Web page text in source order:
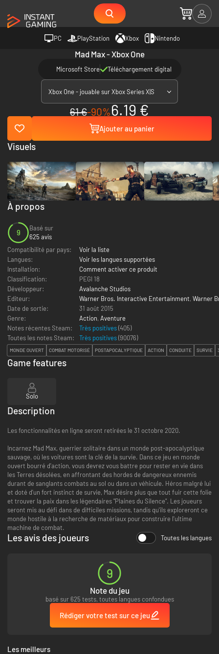
PC PlayStation Xbox Nintendo
Mad Max - Xbox One
Microsoft Store Téléchargement digital
Xbox One - jouable sur Xbox Series X|S
61 €-90%6.19 €
Ajouter au panier
À propos
9
Basé sur
625 avis
Compatibilité par pays:
Voir la liste
Langues:
Voir les langues supportées
Installation:
Comment activer ce produit
Classification:
PEGI 18
Développeur:
Avalanche Studios
Editeur:
Warner Bros. Interactive Entertainment, Warner
Date de sortie:
31 août 2015
Genre:
Action, Aventure
Notes récentes Steam:
Très positives(405)
Toutes les notes Steam:
Très positives(90076)
MONDE OUVERT COMBAT MOTORISÉ POSTAPOCALYPTIQUE ACTION CONDUITE SURVIE
Visuels
Game features
Solo
Description
Les fonctionnalités en ligne seront retirées le 31 octobre 2020.
Incarnez Mad Max, guerrier solitaire dans un monde post-apocalyptique
sauvage, où les voitures sont la clé de la survie. Dans ce jeu en monde
ouvert bourré d'action, vous devrez vous battre pour rester en vie dans
les Terres désolées, en affrontant des hordes de dangereux ennemis
durant de sanglants combats au sol ou dans un véhicule. Héros malgré lui
et doté d'un fort instinct de survie, Max désire plus que tout fuir cette folie
et trouver la paix dans les légendaires "Plaines du Silence". Les joueurs
seront mis au défi dans de difficiles missions, tandis qu'ils exploreront ce
monde hostile à la recherche de matériaux pour construire l'ultime
machine de combat.
Les avis des joueurs Toutes les langues
9
Note du jeu
basé sur 625 tests, toutes langues confondues
Rédiger votre test sur ce jeu
Les meilleurs